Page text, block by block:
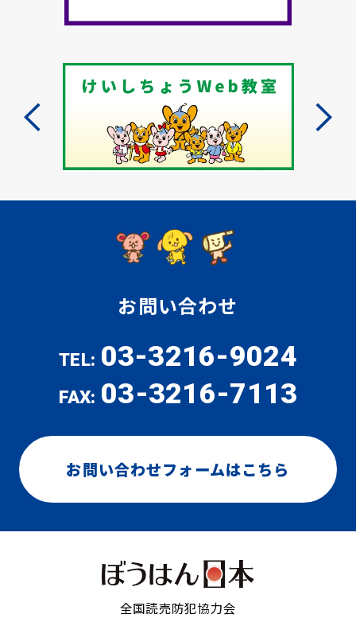
お問い合わせ
TEL: 03-3216-9024
FAX: 03-3216-7113
お問い合わせフォームはこちら
全国読売防犯協力会